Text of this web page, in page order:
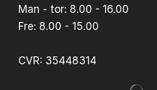
Man - tor: 8.00 - 16.00
Fre: 8.00 - 15.00
CVR: 35448314